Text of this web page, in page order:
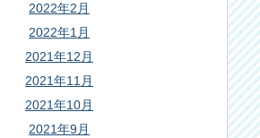
2022年2月
2022年1月
2021年12月
2021年11月
2021年10月
2021年9月